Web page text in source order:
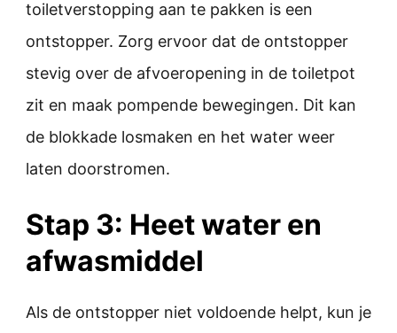
toiletverstopping aan te pakken is een
ontstopper. Zorg ervoor dat de ontstopper
stevig over de afvoeropening in de toiletpot
zit en maak pompende bewegingen. Dit kan
de blokkade losmaken en het water weer
laten doorstromen.
Stap 3: Heet water en
afwasmiddel
Als de ontstopper niet voldoende helpt, kun je